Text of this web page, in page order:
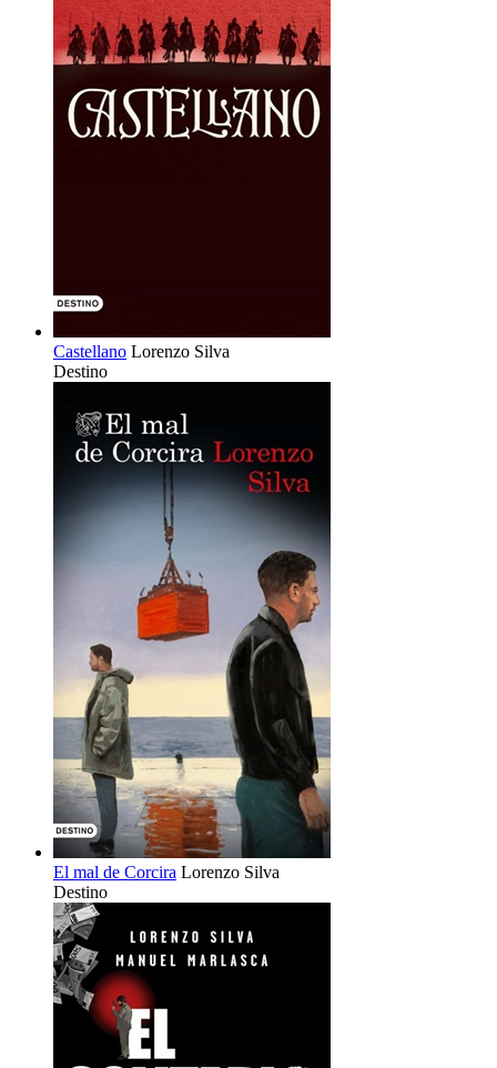
Castellano Lorenzo Silva
Destino
El mal de Corcira Lorenzo Silva
Destino